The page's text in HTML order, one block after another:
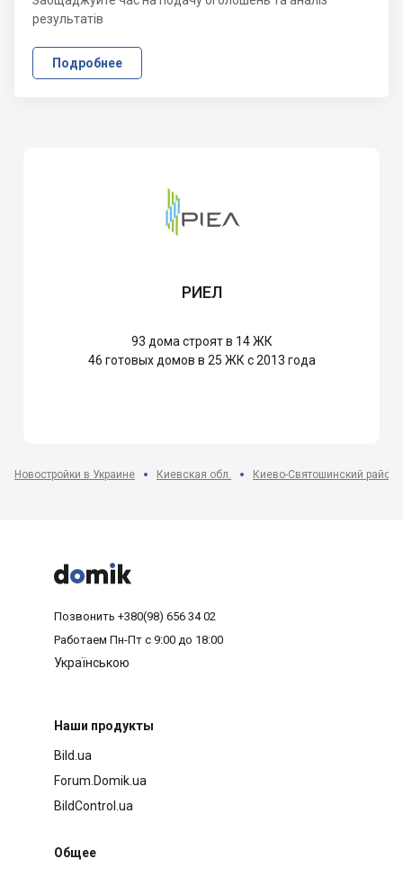
результатів
Подробнее
РИЕЛ
93 дома строят в 14 ЖК
46 готовых домов в 25 ЖК с 2013 года
Новостройки в Украине Киевская обл. Киево-Святошинский район



Позвонить +380(98) 656 34 02
Работаем Пн-Пт с 9:00 до 18:00
Українською
Наши продукты
Bild.ua
Forum.Domik.ua
BildControl.ua
Общее